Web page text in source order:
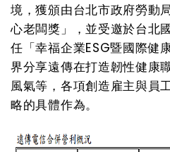
境，獲頒由台北市政府勞動
心老闆獎」，並受邀於台北
任「幸福企業ESG暨國際健
界分享遠傳在打造韌性健康
風氣等，各項創造雇主與員
略的具體作為。